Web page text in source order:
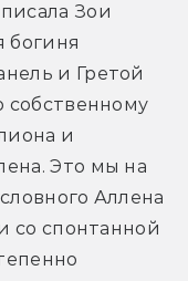
Зои
богиня
и Гретой
собственному
и
Это мы на
Аллена
со спонтанной